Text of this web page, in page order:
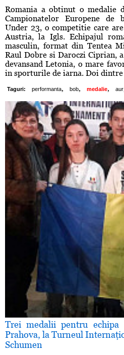
Romania a obtinut o medalie
Campionatelor Europene de
Under 23, o competitie care
Austria, la Igls. Echipajul
masculin, format din Tentea
Raul Dobre si Daroczi Ciprian,
devansand Letonia, o mare
in sporturile de iarna. Doi
Taguri: performanta, bob, medalie, aur
Trei medalii pentru echipa
Prahova, la Turneul
Schumen